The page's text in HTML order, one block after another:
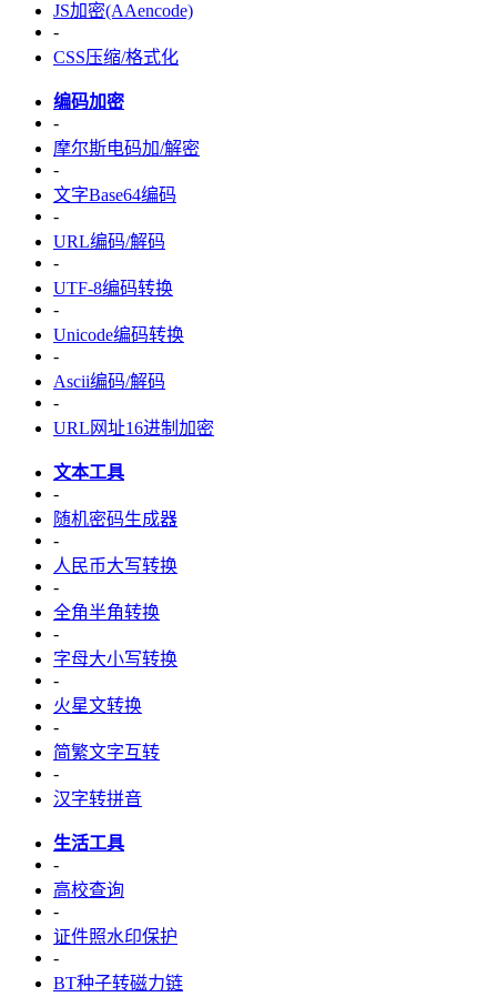
JS加密(AAencode)
-
CSS压缩/格式化
编码加密
-
摩尔斯电码加/解密
-
文字Base64编码
-
URL编码/解码
-
UTF-8编码转换
-
Unicode编码转换
-
Ascii编码/解码
-
URL网址16进制加密
文本工具
-
随机密码生成器
-
人民币大写转换
-
全角半角转换
-
字母大小写转换
-
火星文转换
-
简繁文字互转
-
汉字转拼音
生活工具
-
高校查询
-
证件照水印保护
-
BT种子转磁力链